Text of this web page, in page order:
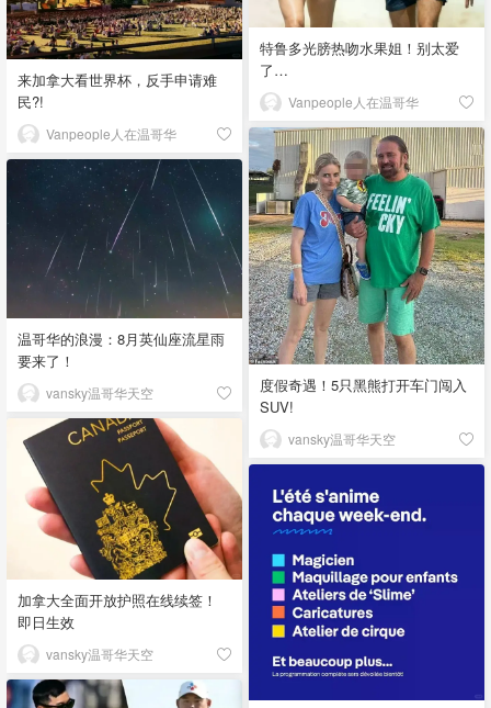
特鲁多光膀热吻水果姐！别太爱
了…
Vanpeople人在温哥华
来加拿大看世界杯，反手申请难
民?!
Vanpeople人在温哥华
度假奇遇！5只黑熊打开车门闯入
SUV!
vansky温哥华天空
温哥华的浪漫：8月英仙座流星雨
要来了！
vansky温哥华天空
加拿大全面开放护照在线续签！
即日生效
vansky温哥华天空